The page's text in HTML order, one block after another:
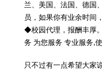
兰、美国、法国、德国
员，如果你有业余时间
◆校园代理，报酬丰厚
务 为您服务 专业服务,
只不过有一点希望大家